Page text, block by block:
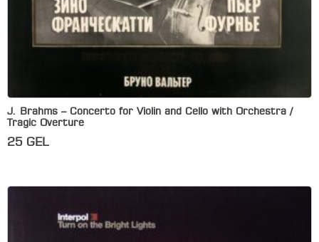
J. Brahms – Concerto for Violin and Cello with Orchestra /
Tragic Overture
25 GEL